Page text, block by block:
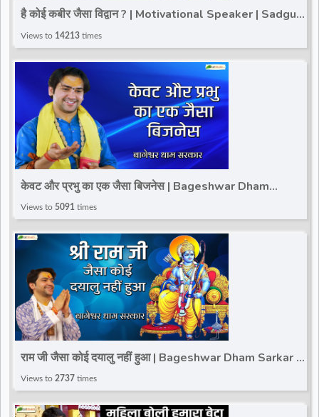
है कोई कबीर जैसा विद्वान ? | Motivational Speaker | Sadguru
Riteshwar Ji Maharaj
Views to 14213 times
केवट और प्रभु का एक जैसा बिजनेस | Bageshwar Dham
Sarkar | Thought |@TotalBhaktiVideo
Views to 5091 times
राम जी जैसा कोई दयालु नहीं हुआ | Bageshwar Dham Sarkar |
Thought |@TotalBhaktiVideo
Views to 2737 times